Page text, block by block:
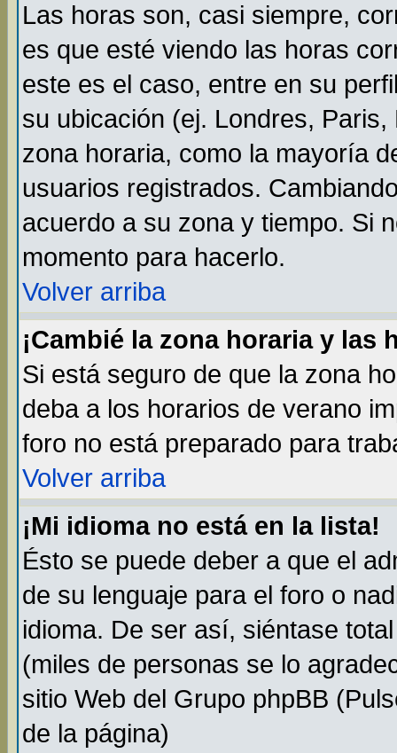
Las horas son, casi siempre,
es que esté viendo las horas
este es el caso, entre en su
su ubicación (ej. Londres,
zona horaria, como la mayoría
usuarios registrados.
acuerdo a su zona y tiempo. Si
momento para hacerlo.
Volver arriba
¡Cambié la zona horaria y
Si está seguro de que la zona
deba a los horarios de verano
foro no está preparado para
Volver arriba
¡Mi idioma no está en la lista!
Ésto se puede deber a que el
de su lenguaje para el foro o
idioma. De ser así, siéntase
(miles de personas se lo
sitio Web del Grupo phpBB
de la página)